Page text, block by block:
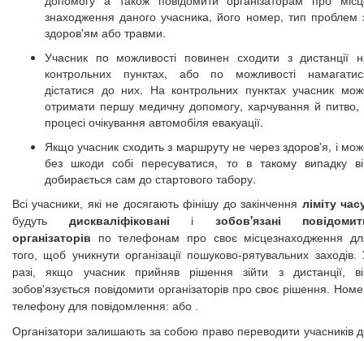
знаходження даного учасника, його номер, тип проблем
здоров'ям або травми.
Учасник по можливості повинен сходити з дистанції
контрольних пунктах, або по можливості
дістатися до них. На контрольних пунктах учасник
отримати першу медичну допомогу, харчування й питво,
процесі очікування автомобіля евакуації.
Якщо учасник сходить з маршруту не через здоров'я, і
без шкоди собі пересуватися, то в такому випадку
добирається сам до стартового табору.
Всі учасники, які не досягають фінішу до закінчення ліміту
будуть дискваліфіковані і
зобов'язані
організаторів
по телефонам про своє місцезнаходження
того, щоб уникнути організації пошуково-рятувальних заходів.
разі, якщо учасник прийняв рішення зійти з дистанції,
зобов'язується повідомити організаторів про своє рішення.
телефону для повідомлення: або .
Організатори залишають за собою право переводити учасників